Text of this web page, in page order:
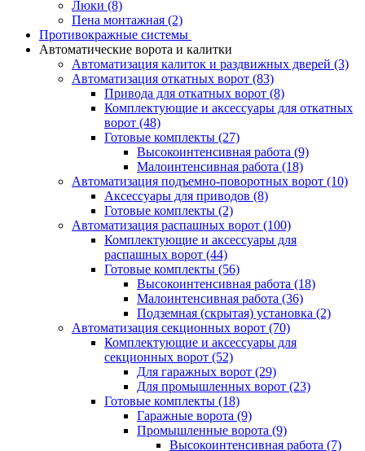
Люки (8)
Пена монтажная (2)
Противокражные системы
Автоматические ворота и калитки
Автоматизация калиток и раздвижных дверей (3)
Автоматизация откатных ворот (83)
Привода для откатных ворот (8)
Комплектующие и аксессуары для откатных
ворот (48)
Готовые комплекты (27)
Высокоинтенсивная работа (9)
Малоинтенсивная работа (18)
Автоматизация подъемно-поворотных ворот (10)
Аксессуары для приводов (8)
Готовые комплекты (2)
Автоматизация распашных ворот (100)
Комплектующие и аксессуары для
распашных ворот (44)
Готовые комплекты (56)
Высокоинтенсивная работа (18)
Малоинтенсивная работа (36)
Подземная (скрытая) установка (2)
Автоматизация секционных ворот (70)
Комплектующие и аксессуары для
секционных ворот (52)
Для гаражных ворот (29)
Для промышленных ворот (23)
Готовые комплекты (18)
Гаражные ворота (9)
Промышленные ворота (9)
Высокоинтенсивная работа (7)